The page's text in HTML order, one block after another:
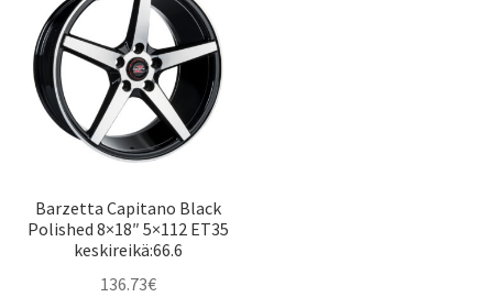
Barzetta Capitano Black
Polished 8×18″ 5×112 ET35
keskireikä:66.6
136.73€